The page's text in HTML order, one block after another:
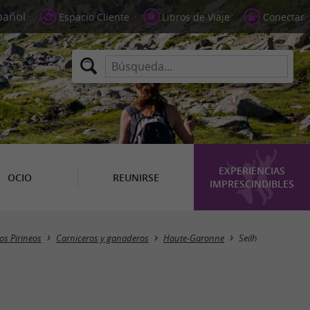
Espacio Cliente Libros de Viaje Conectar
OCIO REUNIRSE
EXPERIENCIAS
IMPRESCINDIBLES
Masquer la carte
Pirineos Carniceros y ganaderos Haute-Garonne Seilh